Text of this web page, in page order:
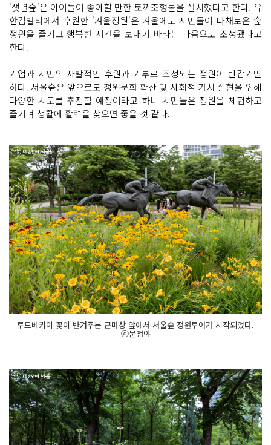
'샛별숲'은 아이들이 좋아할 만한 토끼조형물을 설치했다고 한다. 유
한킴벌리에서 후원한 '겨울정원'은 겨울에도 시민들이 다채로운 숲
정원을 즐기고 행복한 시간을 보내기 바라는 마음으로 조성됐다고
한다.
기업과 시민의 자발적인 후원과 기부로 조성되는 정원이 반갑기만
하다. 서울숲은 앞으로도 정원문화 확산 및 사회적 가치 실현을 위해
다양한 시도를 추진할 예정이라고 하니 시민들은 정원을 체험하고
즐기며 생활에 활력을 찾으면 좋을 것 같다.
루드베키아 꽃이 반겨주는 군마상 앞에서 서울숲 정원투어가 시작되었다.
ⓒ문청야